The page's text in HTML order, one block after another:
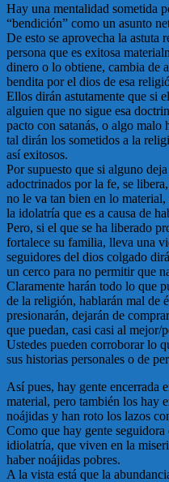
Hay una mentalidad sometida
“bendición” como un asunto
De esto se aprovecha la astuta
persona que es exitosa
dinero o lo obtiene, cambia de
bendita por el dios de esa
Ellos dirán astutamente que si
alguien que no sigue esa
pacto con satanás, o algo malo
tal dirán los sometidos a la
así exitosos.
Por supuesto que si alguno
adoctrinados por la fe, se
no le va tan bien en lo
la idolatría que es a causa de
Pero, si el que se ha liberado
fortalece su familia, lleva una
seguidores del dios colgado
un cerco para no permitir que
Claramente harán todo lo que
de la religión, hablarán mal de
presionarán, dejarán de
que puedan, casi casi al mejor/
Ustedes pueden corroborar lo
sus historias personales o de
Así pues, hay gente encerrada
material, pero también los hay
noájidas y han roto los lazos
Como que hay gente seguidora
idiolatría, que viven en la
haber noájidas pobres.
A la vista está que la